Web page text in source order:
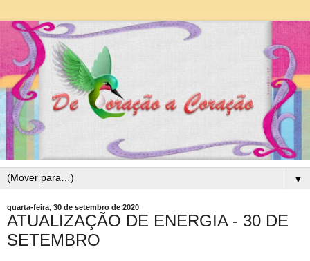
▼
quarta-feira, 30 de setembro de 2020
ATUALIZAÇÃO DE ENERGIA - 30 DE
SETEMBRO